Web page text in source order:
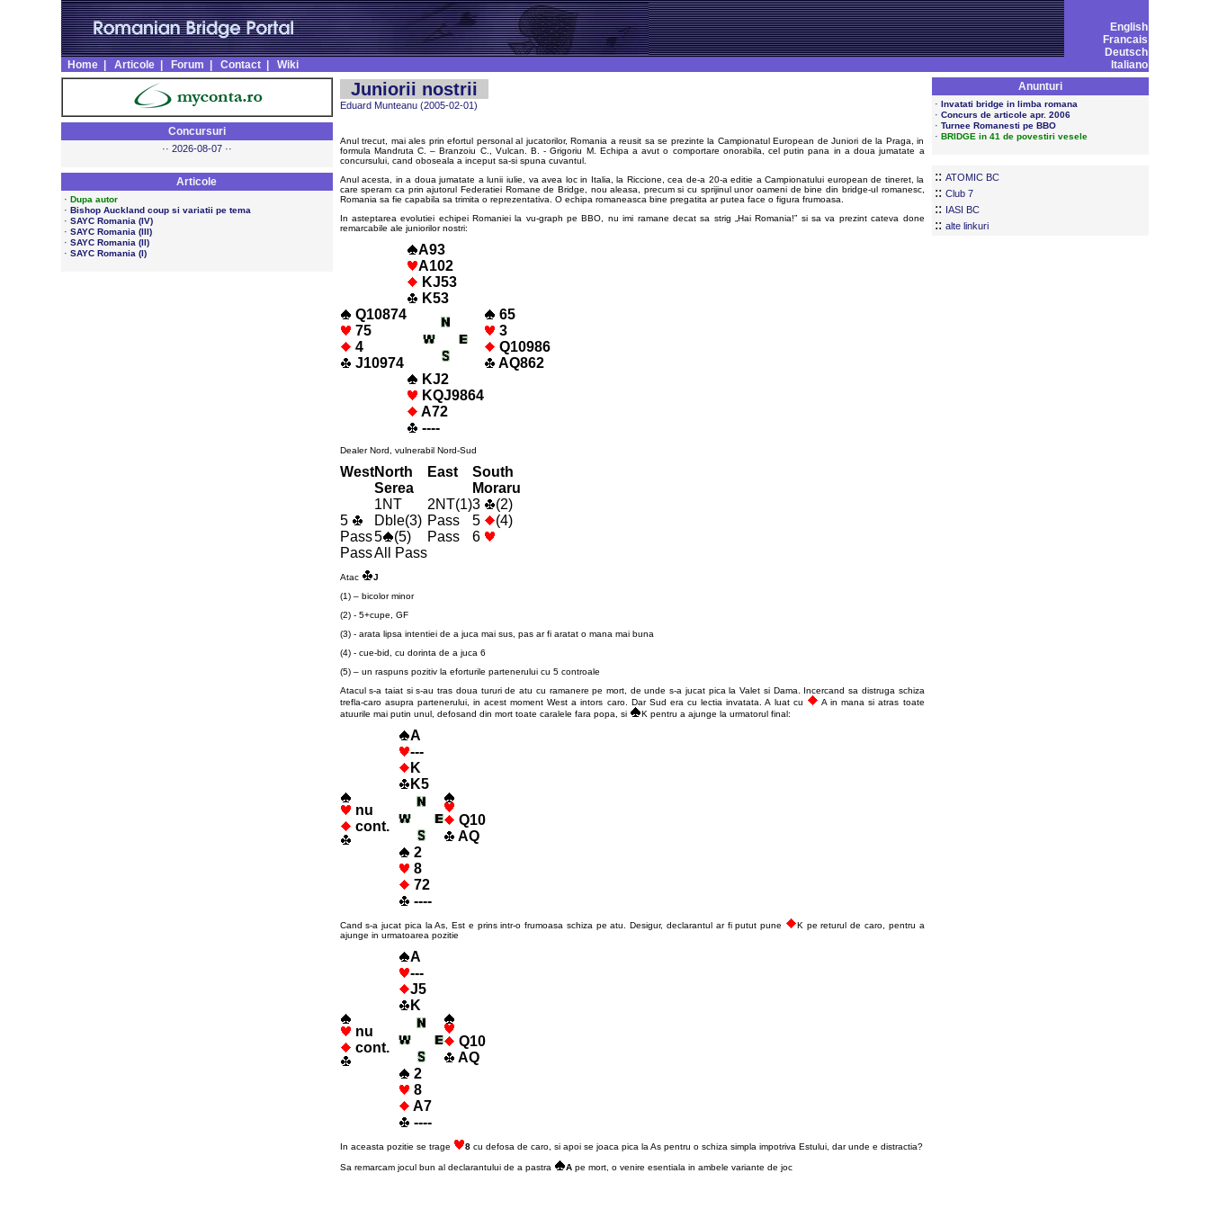
English
Francais
Deutsch
Italiano
Home| Articole| Forum Contact| Wiki
Concursuri
·· 2026-08-07 ··
Articole
· Dupa autor
· Bishop Auckland coup si variatii pe tema
· SAYC Romania (IV)
· SAYC Romania (III)
· SAYC Romania (II)
· SAYC Romania (I)
Juniorii nostrii
Eduard Munteanu (2005-02-01)
Anul trecut, mai ales prin efortul personal al jucatorilor, Romania a reusit sa se prezinte la Campionatul European de Juniori de la Praga, in
formula Mandruta C. – Branzoiu C., Vulcan. B. - Grigoriu M. Echipa a avut o comportare onorabila, cel putin pana in a doua jumatate a
concursului, cand oboseala a inceput sa-si spuna cuvantul.
Anul acesta, in a doua jumatate a lunii iulie, va avea loc in Italia, la Riccione, cea de-a 20-a editie a Campionatului european de tineret, la
care speram ca prin ajutorul Federatiei Romane de Bridge, nou aleasa, precum si cu sprijinul unor oameni de bine din bridge-ul romanesc,
Romania sa fie capabila sa trimita o reprezentativa. O echipa romaneasca bine pregatita ar putea face o figura frumoasa.
In asteptarea evolutiei echipei Romaniei la vu-graph pe BBO, nu imi ramane decat sa strig „Hai Romania!” si sa va prezint cateva done
remarcabile ale juniorilor nostri:
A93
A102
KJ53
K53
Q10874
75
4
J10974
65
3
Q10986
AQ862
KJ2
KQJ9864
A72
----
Dealer Nord, vulnerabil Nord-Sud
WestNorth East
South
Serea
Moraru
1NT
2NT(1)3
(2)
5
Dble(3) Pass 5
(4)
Pass5 (5) Pass
6
PassAll Pass
Atac
J
(1) – bicolor minor
(2) - 5+cupe, GF
(3) - arata lipsa intentiei de a juca mai sus, pas ar fi aratat o mana mai buna
(4) - cue-bid, cu dorinta de a juca 6
(5) – un raspuns pozitiv la eforturile partenerului cu 5 controale
Atacul s-a taiat si s-au tras doua tururi de atu cu ramanere pe mort, de unde s-a jucat pica la Valet si Dama. Incercand sa distruga schiza
trefla-caro asupra partenerului, in acest moment West a intors caro. Dar Sud era cu lectia invatata. A luat cu
A in mana si atras toate
atuurile mai putin unul, defosand din mort toate caralele fara popa, si
K pentru a ajunge la urmatorul final:
A
---
K
K5
nu
cont.
Q10
AQ
2
8
72
----
Cand s-a jucat pica la As, Est e prins intr-o frumoasa schiza pe atu. Desigur, declarantul ar fi putut pune
K pe returul de caro, pentru a
ajunge in urmatoarea pozitie
A
---
J5
K
nu
cont.
Q10
AQ
2
8
A7
----
In aceasta pozitie se trage 8 cu defosa de caro, si apoi se joaca pica la As pentru o schiza simpla impotriva Estului, dar unde e distractia?
Sa remarcam jocul bun al declarantului de a pastra Ape mort, o venire esentiala in ambele variante de joc
Anunturi
· Invatati bridge in limba romana
· Concurs de articole apr. 2006
· Turnee Romanesti pe BBO
· BRIDGE in 41 de povestiri vesele
:: ATOMIC BC
:: Club 7
:: IASI BC
:: alte linkuri